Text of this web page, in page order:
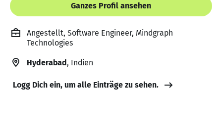
Ganzes Profil ansehen
Angestellt, Software Engineer, Mindgraph
Technologies
Hyderabad, Indien
Logg Dich ein, um alle Einträge zu sehen.